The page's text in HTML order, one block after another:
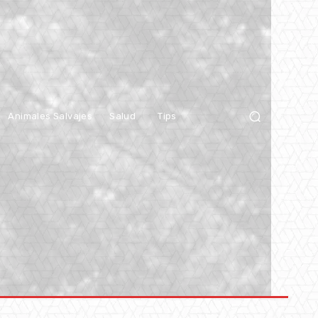
Animales Salvajes Salud Tips